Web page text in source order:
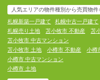
人気エリアの物件種別から売買物件
札幌新築一戸建て
札幌中古一戸建て
札幌売り土地
苫小牧市 不動産 苫
苫小牧市 中古マンション
苫小牧市 土地
小樽市 不動産 小樽
小樽市 中古マンション
小樽市 土地